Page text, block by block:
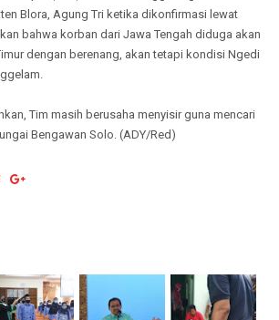
Blora, Agung Tri ketika dikonfirmasi lewat
bahwa korban dari Jawa Tengah diduga akan
dengan berenang, akan tetapi kondisi Ngedi
Tim masih berusaha menyisir guna mencari
Bengawan Solo. (ADY/Red)